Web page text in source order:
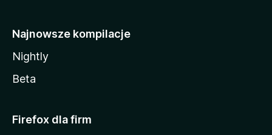
Najnowsze kompilacje
Nightly
Beta
Firefox dla firm